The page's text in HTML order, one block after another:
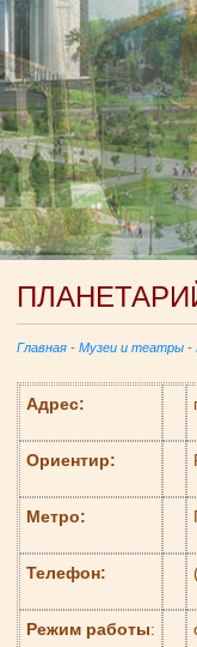
Главная - Музеи и театры -
Адрес:
Ориентир:
Метро:
Телефон:
Режим работы: